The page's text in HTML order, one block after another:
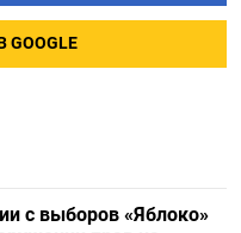
с выборов «Яблоко»